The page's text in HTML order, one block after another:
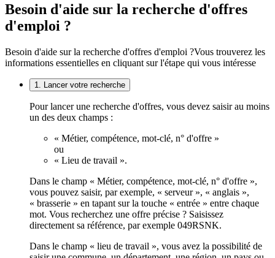
Besoin d'aide sur la recherche d'offres
d'emploi ?
Besoin d'aide sur la recherche d'offres d'emploi ?Vous trouverez les
informations essentielles en cliquant sur l'étape qui vous intéresse
1. Lancer votre recherche
Pour lancer une recherche d'offres, vous devez saisir au moins
un des deux champs :
« Métier, compétence, mot-clé, n° d'offre »
ou
« Lieu de travail ».
Dans le champ « Métier, compétence, mot-clé, n° d'offre »,
vous pouvez saisir, par exemple, « serveur », « anglais »,
« brasserie » en tapant sur la touche « entrée » entre chaque
mot. Vous recherchez une offre précise ? Saisissez
directement sa référence, par exemple 049RSNK.
Dans le champ « lieu de travail », vous avez la possibilité de